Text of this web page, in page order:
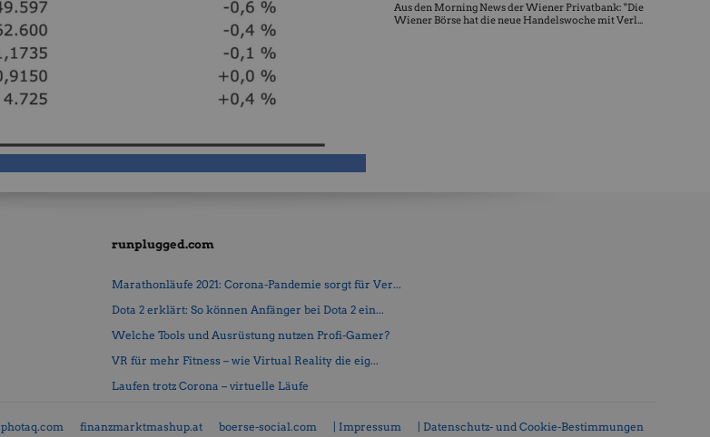
Aus den Morning News der Wiener Privatbank: "Die
Wiener Börse hat die neue Handelswoche mit Verl...
runplugged.com
Marathonläufe 2021: Corona-Pandemie sorgt für Ver...
Dota 2 erklärt: So können Anfänger bei Dota 2 ein...
Welche Tools und Ausrüstung nutzen Profi-Gamer?
VR für mehr Fitness – wie Virtual Reality die eig...
Laufen trotz Corona – virtuelle Läufe
photaq.com finanzmarktmashup.at boerse-social.com | Impressum | Datenschutz- und Cookie-Bestimmungen